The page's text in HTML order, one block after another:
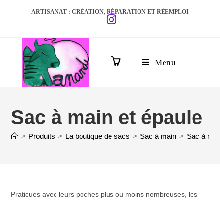
ARTISANAT : CRÉATION, RÉPARATION ET RÉEMPLOI
Menu
Sac à main et épaule
> Produits > La boutique de sacs > Sac à main > Sac à
Pratiques avec leurs poches plus ou moins nombreuses, les